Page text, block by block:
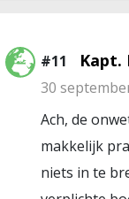
#11 Kapt.
30
Ach, de
makkelijk
niets in te